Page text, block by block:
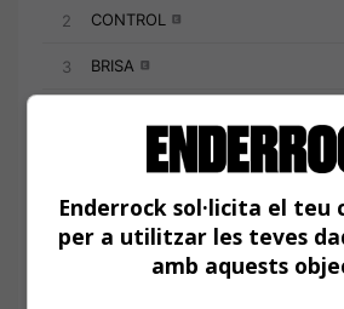
Enderrock sol·licita el teu
per a utilitzar les teves
amb aquests